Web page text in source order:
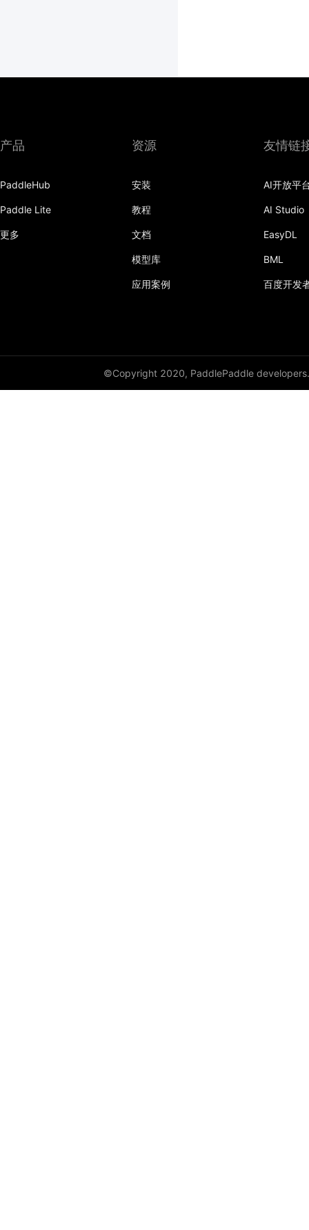
产品
PaddleHub
Paddle Lite
更多
资源
安装
教程
文档
模型库
应用案例
友情链
AI开放平
AI Studio
EasyDL
BML
百度开发
©Copyright 2020, PaddlePaddle developers.